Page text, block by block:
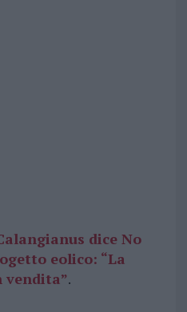
dice No
eolico: “La
vendita”.